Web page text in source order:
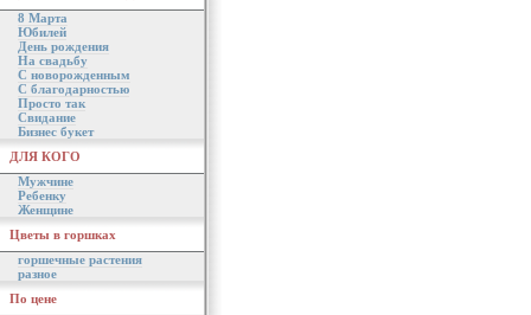
8 Марта
Юбилей
День рождения
На свадьбу
С новорожденным
С благодарностью
Просто так
Свидание
Бизнес букет
ДЛЯ КОГО
Мужчине
Ребенку
Женщине
Цветы в горшках
горшечные растения
разное
По цене